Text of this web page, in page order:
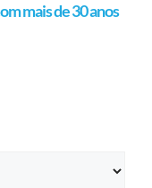
mais de 30 anos